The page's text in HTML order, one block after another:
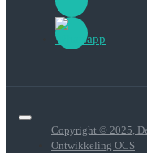
Copyright © 2025,
Ontwikkeling OCS